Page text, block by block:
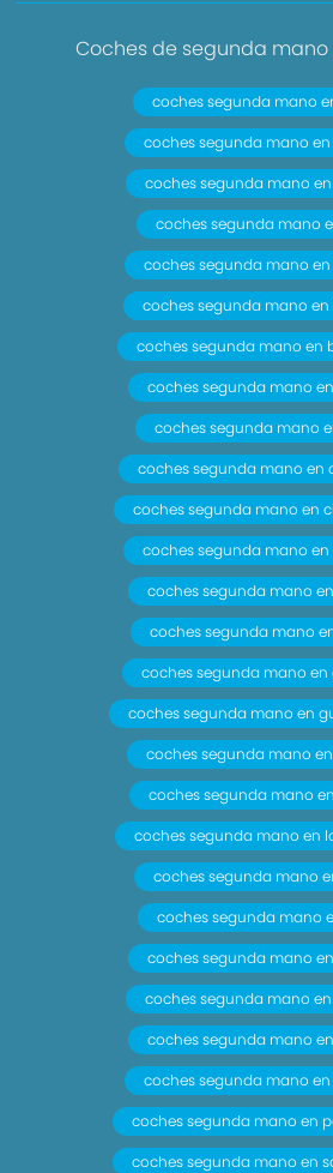
Coches de segunda
coches segunda mano
coches segunda mano
coches segunda mano
coches segunda mano
coches segunda mano
coches segunda mano en
coches segunda mano en
coches segunda mano
coches segunda mano
coches segunda mano en
coches segunda mano en
coches segunda mano
coches segunda mano
coches segunda mano
coches segunda mano
coches segunda mano en
coches segunda mano
coches segunda mano
coches segunda mano en
coches segunda mano
coches segunda mano
coches segunda mano
coches segunda mano
coches segunda mano
coches segunda mano
coches segunda mano en
coches segunda mano en